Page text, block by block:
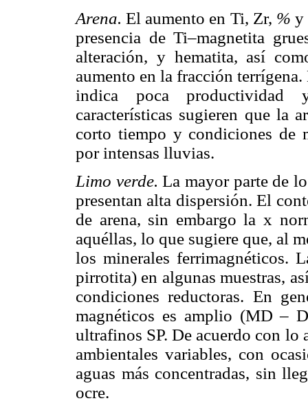
Arena.El aumento en Ti, Zr, % y
presencia de Ti–magnetita
alteración, y hematita, así
aumento en la fracción
indica poca productividad
características sugieren que la
corto tiempo y condiciones de
por intensas lluvias.
Limo verde.La mayor parte de
presentan alta dispersión. El
de arena, sin embargo la x
aquéllas, lo que sugiere que, al
los minerales ferrimagnéticos.
pirrotita) en algunas muestras,
condiciones reductoras. En
magnéticos es amplio (MD –
ultrafinos SP. De acuerdo con lo
ambientales variables, con
aguas más concentradas, sin
ocre.